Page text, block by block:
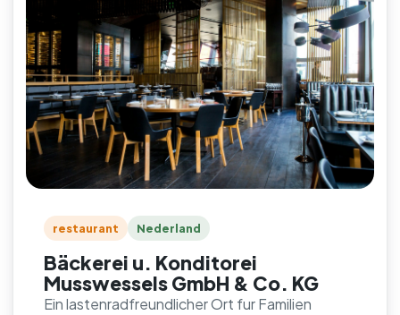
restaurant Nederland
Bäckerei u. Konditorei
Musswessels GmbH & Co. KG
Ein lastenradfreundlicher Ort fur Familien